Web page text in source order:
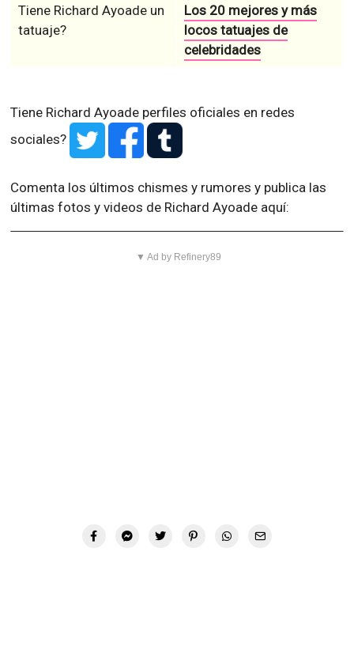
Tiene Richard Ayoade un
tatuaje?
Los 20 mejores y más
locos tatuajes de
celebridades
Tiene Richard Ayoade perfiles oficiales en redes
sociales?
Comenta los últimos chismes y rumores y publica las
últimas fotos y videos de Richard Ayoade aquí:
▼ Ad by Refinery89